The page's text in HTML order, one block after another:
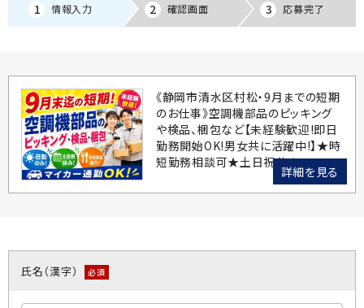
1 情報入力 2 確認画面 3 応募完了
《静岡市清水区村松・9月までの短期
のお仕事》空調機部品のピッキング
や検品、梱包など【未経験歓迎!即日
勤務開始OK!男女共に活躍中!】★時
短勤務相談可★土日祝休★
詳細を見る
氏名（漢字） 必須